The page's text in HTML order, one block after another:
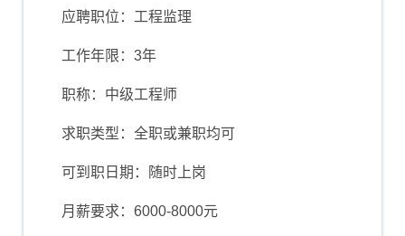
应聘职位：工程监理
工作年限：3年
职称：中级工程师
求职类型：全职或兼职均可
可到职日期：随时上岗
月薪要求：6000-8000元